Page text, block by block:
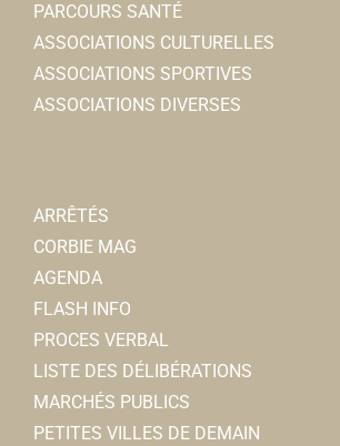
PARCOURS SANTÉ
ASSOCIATIONS CULTURELLES
ASSOCIATIONS SPORTIVES
ASSOCIATIONS DIVERSES
ARRÊTÉS
CORBIE MAG
AGENDA
FLASH INFO
PROCES VERBAL
LISTE DES DÉLIBÉRATIONS
MARCHÉS PUBLICS
PETITES VILLES DE DEMAIN